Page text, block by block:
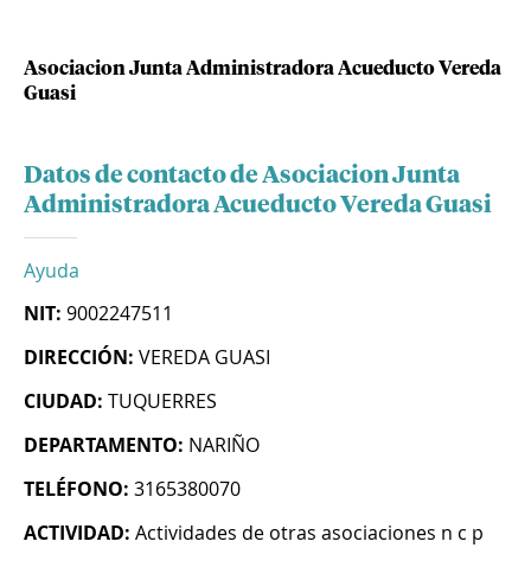
Asociacion Junta Administradora Acueducto Vereda
Guasi
Datos de contacto de Asociacion Junta
Administradora Acueducto Vereda Guasi
Ayuda
NIT: 9002247511
DIRECCIÓN: VEREDA GUASI
CIUDAD: TUQUERRES
DEPARTAMENTO: NARIÑO
TELÉFONO: 3165380070
ACTIVIDAD: Actividades de otras asociaciones n c p